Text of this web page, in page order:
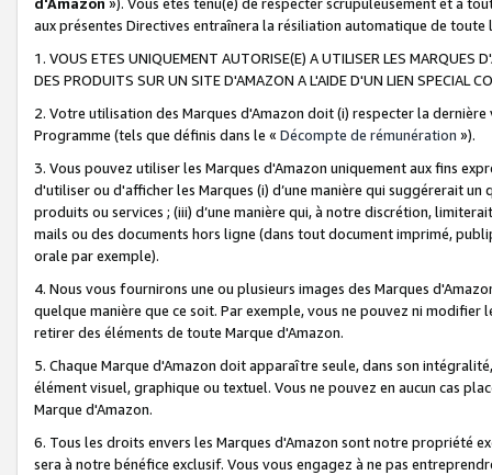
aux présentes Directives entraînera la résiliation automatique de
1. VOUS ETES UNIQUEMENT AUTORISE(E) A UTILISER LES MARQUES
DES PRODUITS SUR UN SITE D'AMAZON A L'AIDE D'UN LIEN SPECIAL
2. Votre utilisation des Marques d'Amazon doit (i) respecter la
Programme (tels que définis dans le « Décompte de rémunération »).
3. Vous pouvez utiliser les Marques d'Amazon uniquement aux fins
d'utiliser ou d'afficher les Marques (i) d’une manière qui suggérerait
produits ou services ; (iii) d’une manière qui, à notre discrétion,
mails ou des documents hors ligne (dans tout document imprimé,
orale par exemple).
4. Nous vous fournirons une ou plusieurs images des Marques
quelque manière que ce soit. Par exemple, vous ne pouvez ni
retirer des éléments de toute Marque d'Amazon.
5. Chaque Marque d'Amazon doit apparaître seule, dans son
élément visuel, graphique ou textuel. Vous ne pouvez en aucun cas
Marque d'Amazon.
6. Tous les droits envers les Marques d'Amazon sont notre propriété
sera à notre bénéfice exclusif. Vous vous engagez à ne pas